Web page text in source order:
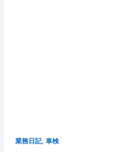
業務日記, 車検